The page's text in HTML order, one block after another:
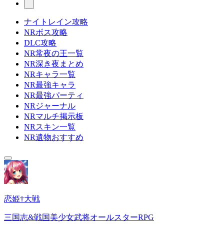
ナイトレイン攻略
NRボス攻略
DLC攻略
NR常夜の王一覧
NR深き夜まとめ
NRキャラ一覧
NR最強キャラ
NR最強パーティ
NRジャーナル
NRマルチ掲示板
NRスキン一覧
NR遺物おすすめ
恋姫†大戦
三国志&戦国美少女武将オールスターRPG